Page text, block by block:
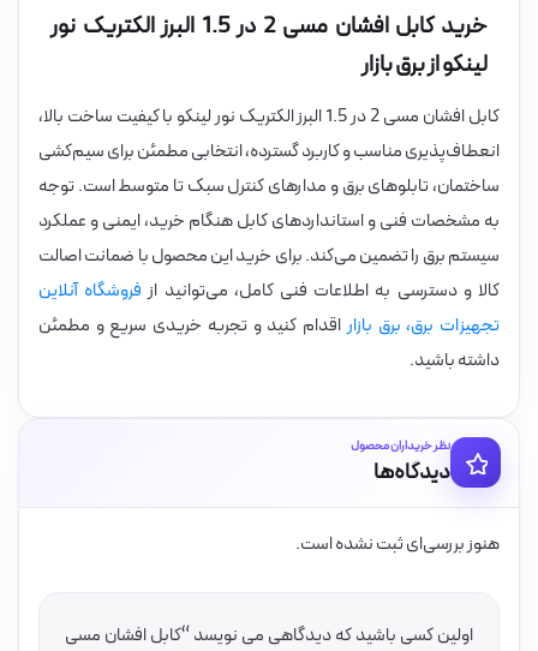
خرید کابل افشان مسی 2 در 1.5 البرز الکتریک نور
لینکو از برق بازار
کابل افشان مسی 2 در 1.5 البرز الکتریک نور لینکو با کیفیت ساخت بالا،
انعطاف‌پذیری مناسب و کاربرد گسترده، انتخابی مطمئن برای سیم‌کشی
ساختمان، تابلوهای برق و مدارهای کنترل سبک تا متوسط است. توجه
به مشخصات فنی و استانداردهای کابل هنگام خرید، ایمنی و عملکرد
سیستم برق را تضمین می‌کند. برای خرید این محصول با ضمانت اصالت
کالا و دسترسی به اطلاعات فنی کامل، می‌توانید از فروشگاه آنلاین
تجهیزات برق، برق بازاراقدام کنید و تجربه خریدی سریع و مطمئن
داشته باشید.
نظر خریداران محصول
دیدگاه‌ها
هنوز بررسی‌ای ثبت نشده است.
اولین کسی باشید که دیدگاهی می نویسد “کابل افشان مسی